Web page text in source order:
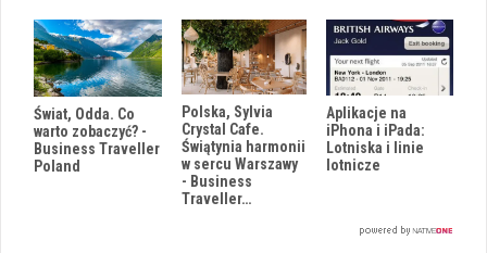
Świat, Odda. Co
warto zobaczyć? -
Business Traveller
Poland
Polska, Sylvia
Crystal Cafe.
Świątynia harmonii
w sercu Warszawy
- Business
Traveller…
Aplikacje na
iPhona i iPada:
Lotniska i linie
lotnicze